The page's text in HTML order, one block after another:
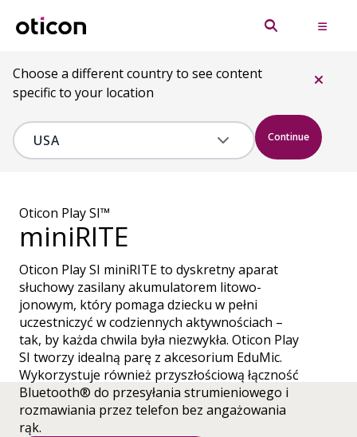
Choose a different country to see content
specific to your location
Continue
Oticon Play SI™
miniRITE
Oticon Play SI miniRITE to dyskretny aparat
słuchowy zasilany akumulatorem litowo-
jonowym, który pomaga dziecku w pełni
uczestniczyć w codziennych aktywnościach –
tak, by każda chwila była niezwykła. Oticon Play
SI tworzy idealną parę z akcesorium EduMic.
Wykorzystuje również przyszłościową łączność
Bluetooth® do przesyłania strumieniowego i
rozmawiania przez telefon bez angażowania
rąk.